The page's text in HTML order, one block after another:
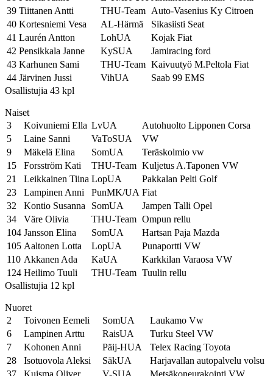
39 Tiittanen Antti THU-Team Auto-Vasenius Ky Citroen
40 Kortesniemi Vesa AL-Härmä
Sikasiisti Seat
41 Laurén Antton LohUA
Kojak Fiat
42 Pensikkala Janne KySUA
Jamiracing ford
43 Karhunen Sami THU-Team Kaivuutyö M.Peltola Fiat
44 Järvinen Jussi VihUA
Saab 99 EMS
Osallistujia 43 kpl
Naiset
3
Koivuniemi Ella LvUA
Autohuolto Lipponen Corsa
5
Laine Sanni VaToSUA
VW
9
Mäkelä Elina SomUA
Teräskolmio vw
15
Forsström Kati THU-Team Kuljetus A.Taponen VW
21
Leikkainen Tiina LopUA
Pakkalan Pelti Golf
23
Lampinen Anni PunMK/UA Fiat
32
Kontio Susanna SomUA
Jampen Talli Opel
34
Väre Olivia THU-Team Ompun rellu
104 Jansson Elina SomUA
Hartsan Paja Mazda
105 Aaltonen Lotta LopUA
Punaportti VW
110 Akkanen Ada KaUA
Karkkilan Varaosa VW
124 Heilimo Tuuli THU-Team Tuulin rellu
Osallistujia 12 kpl
Nuoret
2
Toivonen Eemeli SomUA
Laukamo Vw
6
Lampinen Arttu RaisUA
Turku Steel VW
7
Kohonen Anni Päij-HUA
Telex Racing Toyota
28
Isotuovola Aleksi SäkUA
Harjavallan autopalvelu volsu
37
Kuisma Oliver V-SUA
Metsäkoneurakointi VW